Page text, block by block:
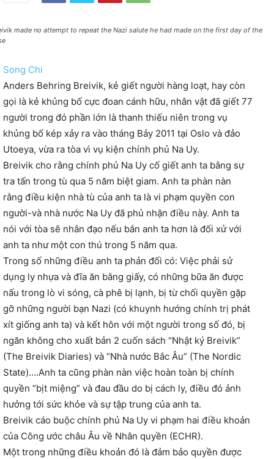
made no attempt to repeat the Nazi salute he had made on the first day of the
Song Chi
Anders Behring Breivik, kẻ giết người hàng loạt, hay còn
gọi là kẻ khủng bố cực đoan cánh hữu, nhân vật đã giết 77
người trong đó phần lớn là thanh thiếu niên trong vụ
khủng bố kép xảy ra vào tháng Bảy 2011 tại Oslo và đảo
Utoeya, vừa ra tòa vì vụ kiện chính phủ Na Uy.
Breivik cho rằng chính phủ Na Uy cố giết anh ta bằng sự
tra tấn trong tù qua 5 năm biệt giam. Anh ta phàn nàn
rằng điều kiện nhà tù của anh ta là vi phạm quyền con
người-và nhà nước Na Uy đã phủ nhận điều này. Anh ta
nói với tòa sẽ nhân đạo nếu bắn anh ta hơn là đối xử với
anh ta như một con thú trong 5 năm qua.
Trong số những điều anh ta phản đối có: Việc phải sử
dụng ly nhựa và đĩa ăn bằng giấy, có những bữa ăn được
nấu trong lò vi sóng, cà phê bị lạnh, bị từ chối quyền gặp
gỡ những người bạn Nazi (có khuynh hướng chính trị phát
xít giống anh ta) và kết hôn với một người trong số đó, bị
ngăn không cho xuất bản 2 cuốn sách “Nhật ký Breivik”
(The Breivik Diaries) và “Nhà nước Bắc Âu” (The Nordic
State)….Anh ta cũng phàn nàn việc hoàn toàn bị chính
quyền “bịt miệng” và đau đầu do bị cách ly, điều đó ảnh
hưởng tới sức khỏe và sự tập trung của anh ta.
Breivik cáo buộc chính phủ Na Uy vi phạm hai điều khoản
của Công ước châu Âu về Nhân quyền (ECHR).
Một trong những điều khoản đó là đảm bảo quyền được